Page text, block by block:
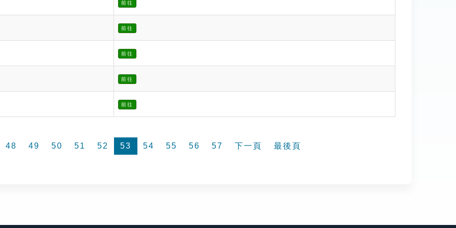
前往
前往
前往
前往
前往
48 49 50 51 52 53 54 55 56 57 下一頁 最後頁